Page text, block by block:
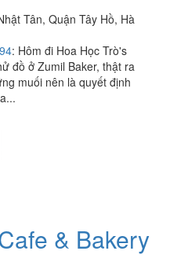
Tân, Quận Tây Hồ, Hà
: Hôm đi Hoa Học Trò's
đồ ở Zumil Baker, thật ra
muối nên là quyết định
& Bakery